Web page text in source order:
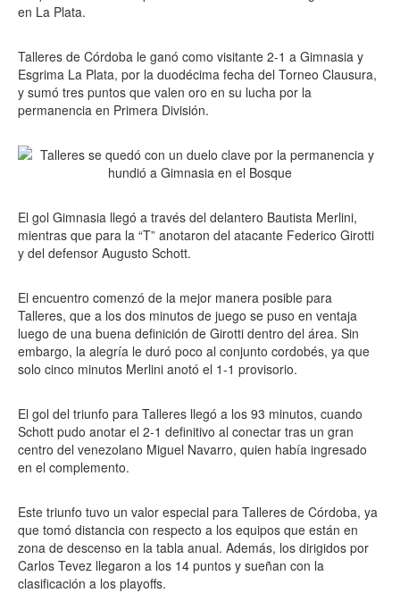
en La Plata.
Talleres de Córdoba le ganó como visitante 2-1 a Gimnasia y
Esgrima La Plata, por la duodécima fecha del Torneo Clausura,
y sumó tres puntos que valen oro en su lucha por la
permanencia en Primera División.
El gol Gimnasia llegó a través del delantero Bautista Merlini,
mientras que para la “T” anotaron del atacante Federico Girotti
y del defensor Augusto Schott.
El encuentro comenzó de la mejor manera posible para
Talleres, que a los dos minutos de juego se puso en ventaja
luego de una buena definición de Girotti dentro del área. Sin
embargo, la alegría le duró poco al conjunto cordobés, ya que
solo cinco minutos Merlini anotó el 1-1 provisorio.
El gol del triunfo para Talleres llegó a los 93 minutos, cuando
Schott pudo anotar el 2-1 definitivo al conectar tras un gran
centro del venezolano Miguel Navarro, quien había ingresado
en el complemento.
Este triunfo tuvo un valor especial para Talleres de Córdoba, ya
que tomó distancia con respecto a los equipos que están en
zona de descenso en la tabla anual. Además, los dirigidos por
Carlos Tevez llegaron a los 14 puntos y sueñan con la
clasificación a los playoffs.